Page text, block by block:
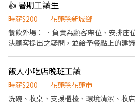
👍 暑期工讀生
時薪$200
花蓮縣新城鄉
餐飲外場： ．負責為顧客帶位、安排座
決顧客提出之疑問，並給予餐點上的建
場： ．擔任廚師的助手，處理烹飪前與
廳相關事務。 ．負責洗、剝、削、切各
境、設備和餐具。 ．準備不同餐點所需
飯人小吃店晚班工讀
時薪$200
花蓮縣花蓮市
洗碗、收桌、支援櫃檯、環境清潔、收